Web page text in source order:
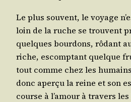
Le plus sou­vent, le voyage
loin de la ruche se trouvent
quelques bour­dons, rôdant
riche, escomp­tant quelque
tout comme chez les
donc aper­çu la reine et son
course à l’a­mour à tra­vers